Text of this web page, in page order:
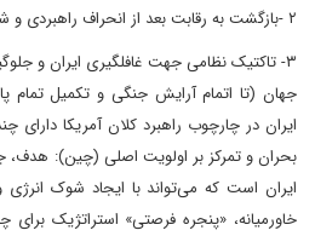
۲ -بازگشت به رقابت بعد از انحراف راهبردی و شکست خودخواسته
۳- تاکتیک نظامی جهت غافلگیری ایران و
جهان (تا اتمام آرایش جنگی و تکمیل تمام
بحران و تمرکز بر اولویت اصلی (چین): هدف،
ایران است که می‌تواند با ایجاد شوک
خاورمیانه، «پنجره فرصتی» استراتژیک برای